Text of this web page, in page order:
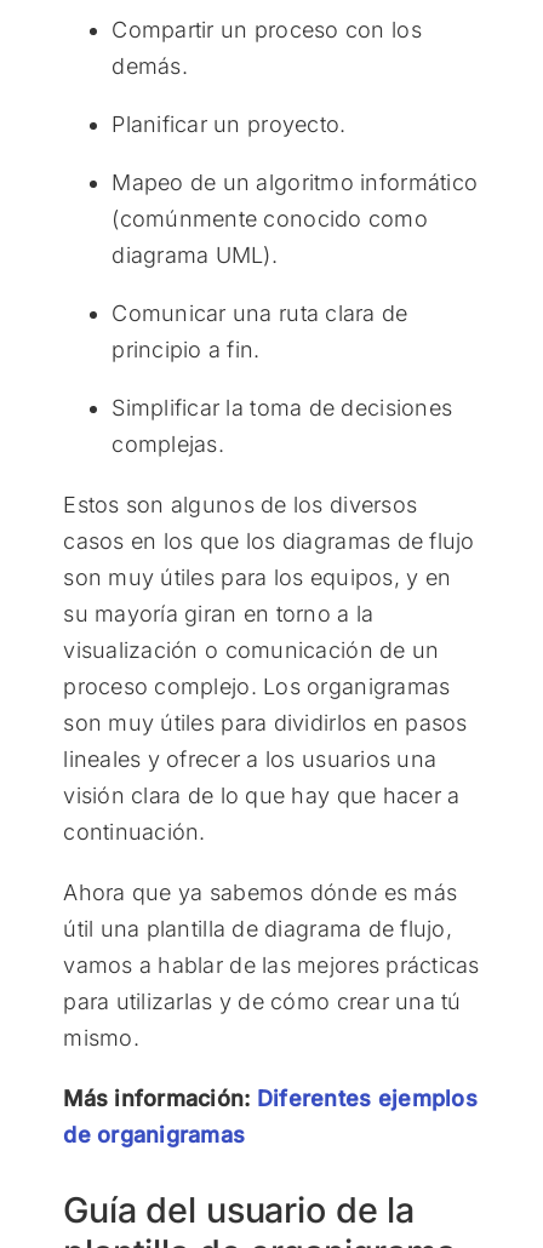
Compartir un proceso con los
demás.
Planificar un proyecto.
Mapeo de un algoritmo informático
(comúnmente conocido como
diagrama UML).
Comunicar una ruta clara de
principio a fin.
Simplificar la toma de decisiones
complejas.
Estos son algunos de los diversos
casos en los que los diagramas de flujo
son muy útiles para los equipos, y en
su mayoría giran en torno a la
visualización o comunicación de un
proceso complejo. Los organigramas
son muy útiles para dividirlos en pasos
lineales y ofrecer a los usuarios una
visión clara de lo que hay que hacer a
continuación.
Ahora que ya sabemos dónde es más
útil una plantilla de diagrama de flujo,
vamos a hablar de las mejores prácticas
para utilizarlas y de cómo crear una tú
mismo.
Más información: Diferentes ejemplos
de organigramas
Guía del usuario de la